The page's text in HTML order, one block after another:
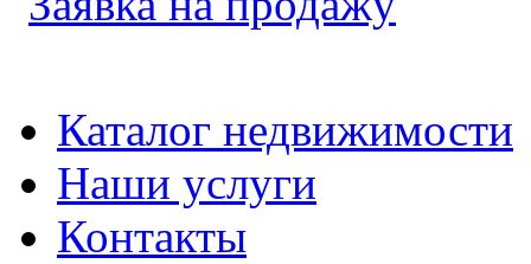
Каталог недвижимости
Наши услуги
Контакты